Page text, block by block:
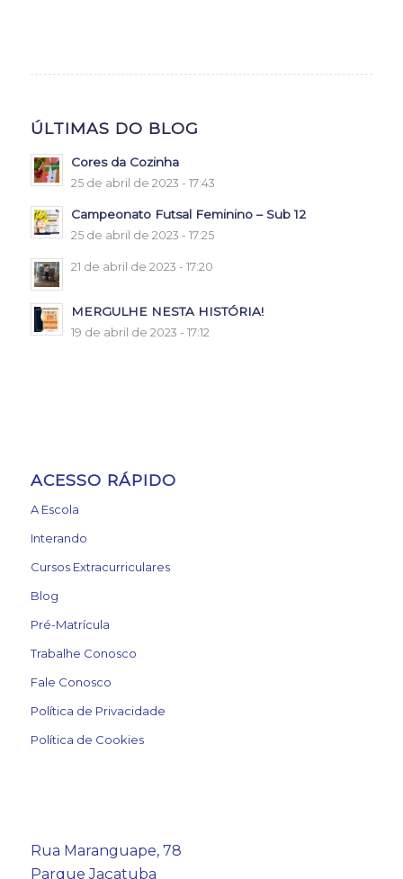
ÚLTIMAS DO BLOG
Cores da Cozinha
25 de abril de 2023 - 17:43
Campeonato Futsal Feminino – Sub 12
25 de abril de 2023 - 17:25
21 de abril de 2023 - 17:20
MERGULHE NESTA HISTÓRIA!
19 de abril de 2023 - 17:12
ACESSO RÁPIDO
A Escola
Interando
Cursos Extracurriculares
Blog
Pré-Matrícula
Trabalhe Conosco
Fale Conosco
Política de Privacidade
Política de Cookies
Rua Maranguape, 78
Parque Jaçatuba